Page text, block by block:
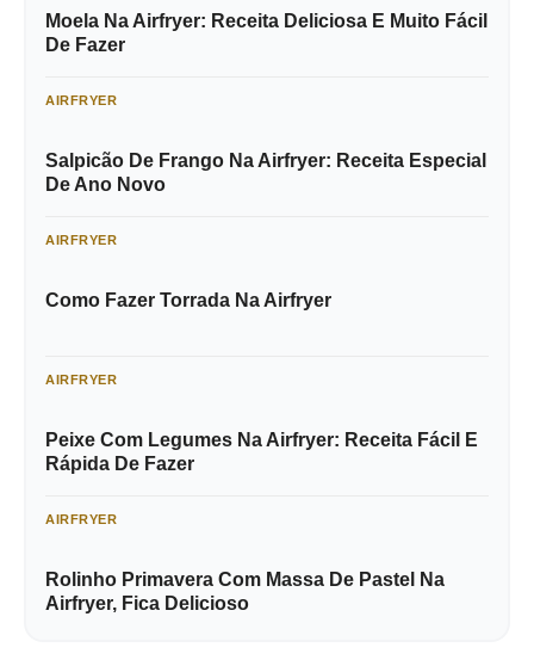
Moela Na Airfryer: Receita Deliciosa E Muito Fácil
De Fazer
AIRFRYER
Salpicão De Frango Na Airfryer: Receita Especial
De Ano Novo
AIRFRYER
Como Fazer Torrada Na Airfryer
AIRFRYER
Peixe Com Legumes Na Airfryer: Receita Fácil E
Rápida De Fazer
AIRFRYER
Rolinho Primavera Com Massa De Pastel Na
Airfryer, Fica Delicioso